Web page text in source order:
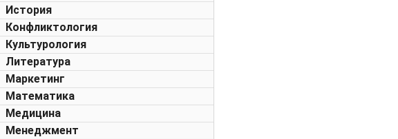
История
Конфликтология
Культурология
Литература
Маркетинг
Математика
Медицина
Менеджмент